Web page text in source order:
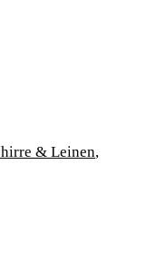
& Leinen,